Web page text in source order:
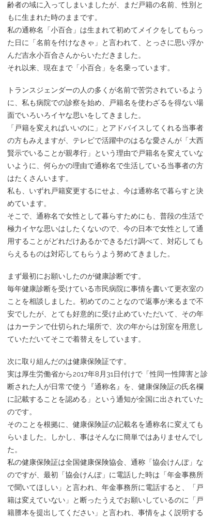
齢者の域に入ってしまいましたが、まだ戸籍の名前、性別と
もに生まれた時のままです。
私の通称名「小百合」は生まれて初めてメイクをしてもらっ
た日に「名前を付けなきゃ」と言われて、とっさに思い浮か
んだ吉永小百合さんからいただきました。
それ以来、現在まで「小百合」を名乗っています。
トランスジェンダーの人の多くが名前で苦労されているよう
に、私も病院での診察を始め、戸籍名を使わざるを得ない場
面でいろいろイヤな思いをしてきました。
「戸籍を変えればいいのに」とアドバイスしてくれる当事者
の方もみえますが、テレビで活躍中のはるな愛さんが「大西
賢示でいることが親孝行」という理由で戸籍名を変えていな
いように、何らかの理由で通称名で生活している当事者の方
はたくさんいます。
私も、いずれ戸籍変更するにせよ、今は通称名で暮らすと決
めています。
そこで、通称名で女性として暮らすためにも、普段の生活で
極力イヤな思いはしたくないので、今の日本で女性として通
用することがどれだけあるかできるだけ調べて、対応しても
らえるものは対応してもらうよう努めてきました。
まず最初にお願いしたのが健康診断です。
毎年健康診断を受けている市民病院に事情を書いて更衣室の
ことを相談しました。初めてのことなので返事が来るまで不
安でしたが、とても好意的に受け止めていただいて、その年
はカーテンで仕切られた場所で、次の年からは別室を用意し
ていただいてそこで着替えをしています。
次に取り組んだのは健康保険証です。
実は厚生労働省から2017年8月31日付けで「性同一性障害と診
断された人が日常で使う『通称名』を、健康保険証の氏名欄
に記載することを認める」という通知が全国に出されていた
のです。
そのことを根拠に、健康保険証の記載名を通称名に変えても
らいました。しかし、事はそんなに簡単ではありませんでし
た。
私の健康保険証は全国健康保険協会、通称「協会けんぽ」な
のですが、最初「協会けんぽ」に電話した時は「年金事務所
で聞いてほしい」と言われ、年金事務所に電話すると、「戸
籍は変えていない」と断ったうえでお願いしているのに「戸
籍謄本を提出してください」と言われ、事情をよく説明する